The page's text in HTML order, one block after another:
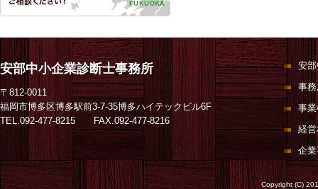
安部中小企業診断士事務所
〒812-0011
福岡市博多区博多駅前3-7-35博多ハイテックビル6F
TEL.092-477-8215 FAX.092-477-8216
安
事
事
経
企
Copyright (C)